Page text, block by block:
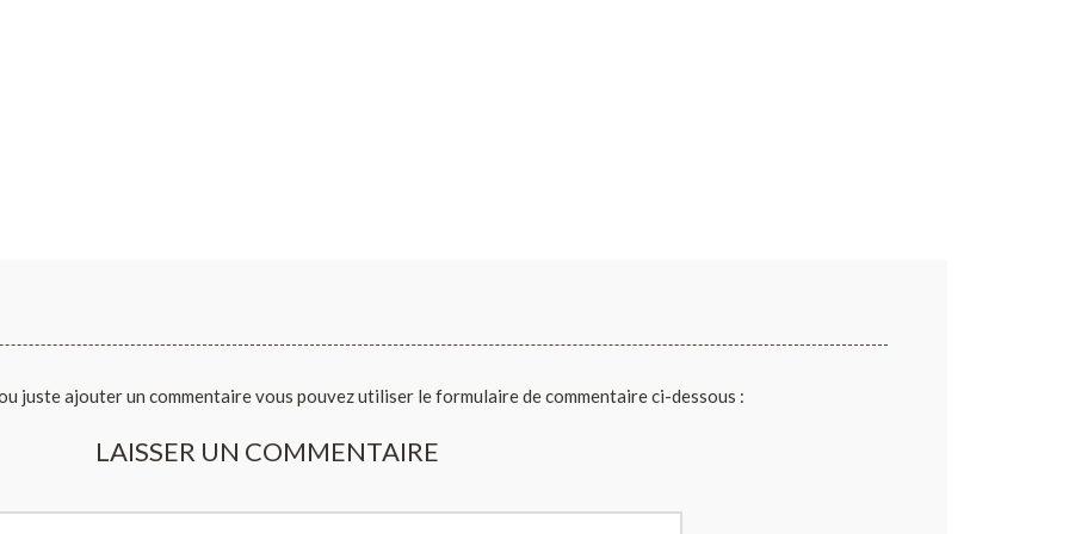
juste ajouter un commentaire vous pouvez utiliser le formulaire de commentaire ci-dessous :
LAISSER UN COMMENTAIRE